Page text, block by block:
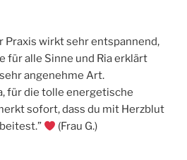
Praxis wirkt sehr entspannend,
für alle Sinne und Ria erklärt
angenehme Art.
für die tolle energetische
sofort, dass du mit Herzblut
(Frau G.)